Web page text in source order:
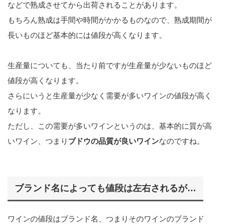
などで熟成させてから出荷されることがあります。
もちろん熟成は手間や時間がかかるものなので、熟成期間が
長いものほど基本的には値段が高くなります。
生産量についても、当たり前ですが生産量が少ないものほど
値段が高くなります。
さらにいうと生産量が少なく需要が多いワインの値段が高く
なります。
ただし、この需要が多いワインというのは、基本的に質が高
いワイン、つまり ブドウの品質が良いワインなのですね。
ブランド名によっても値段は左右されるが…
ワインの値段はブランド名、つまりそのワインのブランド